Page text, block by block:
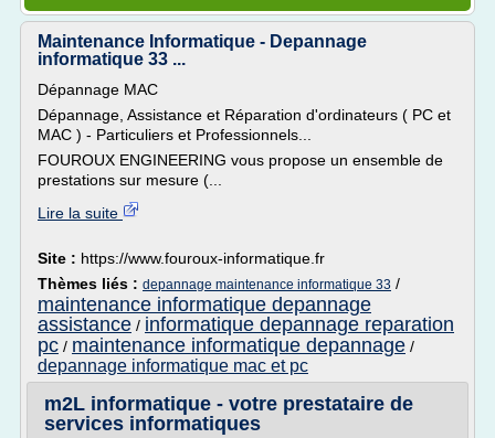
Maintenance Informatique - Depannage
informatique 33 ...
Dépannage MAC
Dépannage, Assistance et Réparation d'ordinateurs ( PC et
MAC ) - Particuliers et Professionnels...
FOUROUX ENGINEERING vous propose un ensemble de
prestations sur mesure (...
Lire la suite
Site : https://www.fouroux-informatique.fr
Thèmes liés : depannage maintenance informatique 33 /
maintenance informatique depannage
assistance / informatique depannage reparation
pc / maintenance informatique depannage /
depannage informatique mac et pc
m2L informatique - votre prestataire de
services informatiques